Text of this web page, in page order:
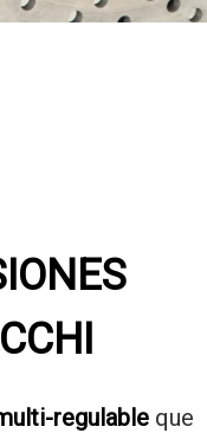
regulableque